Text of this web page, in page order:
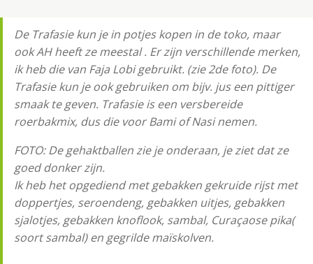
De Trafasie kun je in potjes kopen in de toko, maar
ook AH heeft ze meestal . Er zijn verschillende merken,
ik heb die van Faja Lobi gebruikt. (zie 2de foto). De
Trafasie kun je ook gebruiken om bijv. jus een pittiger
smaak te geven. Trafasie is een versbereide
roerbakmix, dus die voor Bami of Nasi nemen.
FOTO: De gehaktballen zie je onderaan, je ziet dat ze
goed donker zijn.
Ik heb het opgediend met gebakken gekruide rijst met
doppertjes, seroendeng, gebakken uitjes, gebakken
sjalotjes, gebakken knoflook, sambal, Curaçaose pika(
soort sambal) en gegrilde maïskolven.